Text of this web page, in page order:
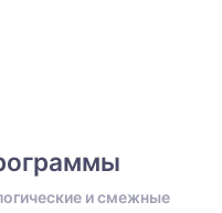
и смежные